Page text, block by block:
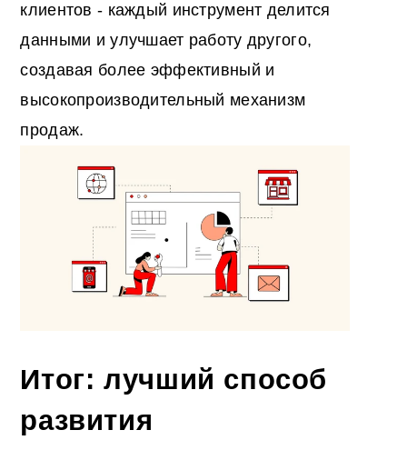
клиентов - каждый инструмент делится
данными и улучшает работу другого,
создавая более эффективный и
высокопроизводительный механизм
продаж.
Итог: лучший способ
развития